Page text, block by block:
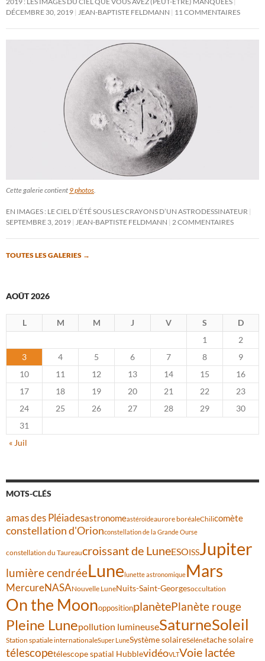
DÉCEMBRE 30, 2019
JEAN-BAPTISTE FELDMANN 11 COMMENTAIRES
Cette galerie contient 9 photos
EN IMAGES : LE CIEL D’ÉTÉ SOUS LES CRAYONS D’UN ASTRODESSINATEUR
SEPTEMBRE 3, 2019
JEAN-BAPTISTE FELDMANN 2 COMMENTAIRES
TOUTES LES GALERIES →
AOÛT 2026
L M M J V S
D
1
2
3
4 5 6 7 8
9
10
11 12 13 14 15
16
17
18 19 20 21 22
23
24
25 26 27 28 29
30
31
« Juil
MOTS-CLÉS
amas des Pléiadesastronomeastéroïdeaurore boréaleChilicomète
constellation d'Orionconstellation de la Grande Ourse
constellation du Taureaucroissant de LuneESOISSJupiter
lumière cendréeLunelunette astronomiqueMars
MercureNASANouvelle LuneNuits-Saint-Georgesoccultation
On the MoonoppositionplanètePlanète rouge
Pleine Lunepollution lumineuseSaturneSoleil
Station spatiale internationaleSuper LuneSystème solaireSélénétache solaire
télescopetélescope spatial HubblevidéoVLTVoie lactée